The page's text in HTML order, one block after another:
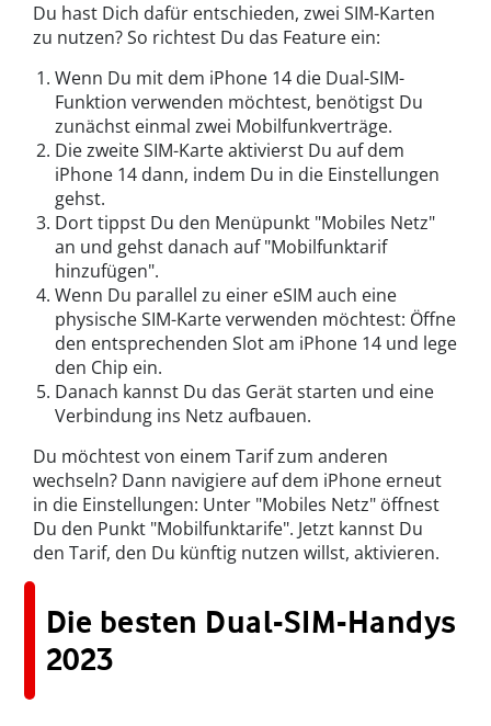
Du hast Dich dafür entschieden, zwei SIM-Karten
zu nutzen? So richtest Du das Feature ein:
Wenn Du mit dem iPhone 14 die Dual-SIM-
Funktion verwenden möchtest, benötigst Du
zunächst einmal zwei Mobilfunkverträge.
Die zweite SIM-Karte aktivierst Du auf dem
iPhone 14 dann, indem Du in die Einstellungen
gehst.
Dort tippst Du den Menüpunkt "Mobiles Netz"
an und gehst danach auf "Mobilfunktarif
hinzufügen".
Wenn Du parallel zu einer eSIM auch eine
physische SIM-Karte verwenden möchtest: Öffne
den entsprechenden Slot am iPhone 14 und lege
den Chip ein.
Danach kannst Du das Gerät starten und eine
Verbindung ins Netz aufbauen.
Du möchtest von einem Tarif zum anderen
wechseln? Dann navigiere auf dem iPhone erneut
in die Einstellungen: Unter "Mobiles Netz" öffnest
Du den Punkt "Mobilfunktarife". Jetzt kannst Du
den Tarif, den Du künftig nutzen willst, aktivieren.
Die besten Dual-SIM-Handys
2023